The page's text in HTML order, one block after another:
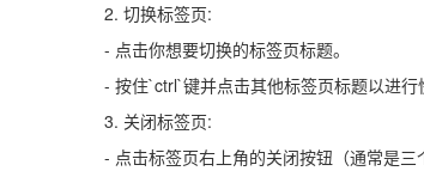
2. 切换标签页:
- 点击你想要切换的标签页标题。
- 按住`ctrl`键并点击其他标签页标题以进行
3. 关闭标签页:
- 点击标签页右上角的关闭按钮（通常是三